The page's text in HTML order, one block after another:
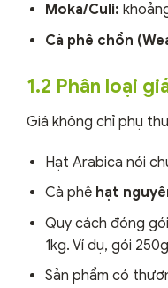
Moka/Culi:
Cà phê chồn
1.2 Phân loại
Giá không chỉ phụ
Hạt Arabica nói
Cà phê hạt
Quy cách đóng
1kg. Ví dụ, gói
Sản phẩm có